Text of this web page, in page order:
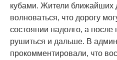
кубами. Жители ближайших
волноваться, что дорогу
состоянии надолго, а
рушиться и дальше. В
прокомментировали, что